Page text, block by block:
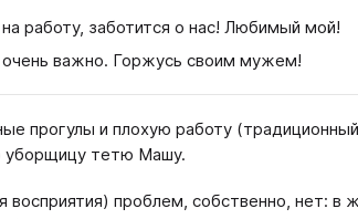
работу, заботится о нас! Любимый мой!
важно. Горжусь своим мужем!
прогулы и плохую работу
уборщицу тетю Машу.
восприятия) проблем, собственно, нет: в